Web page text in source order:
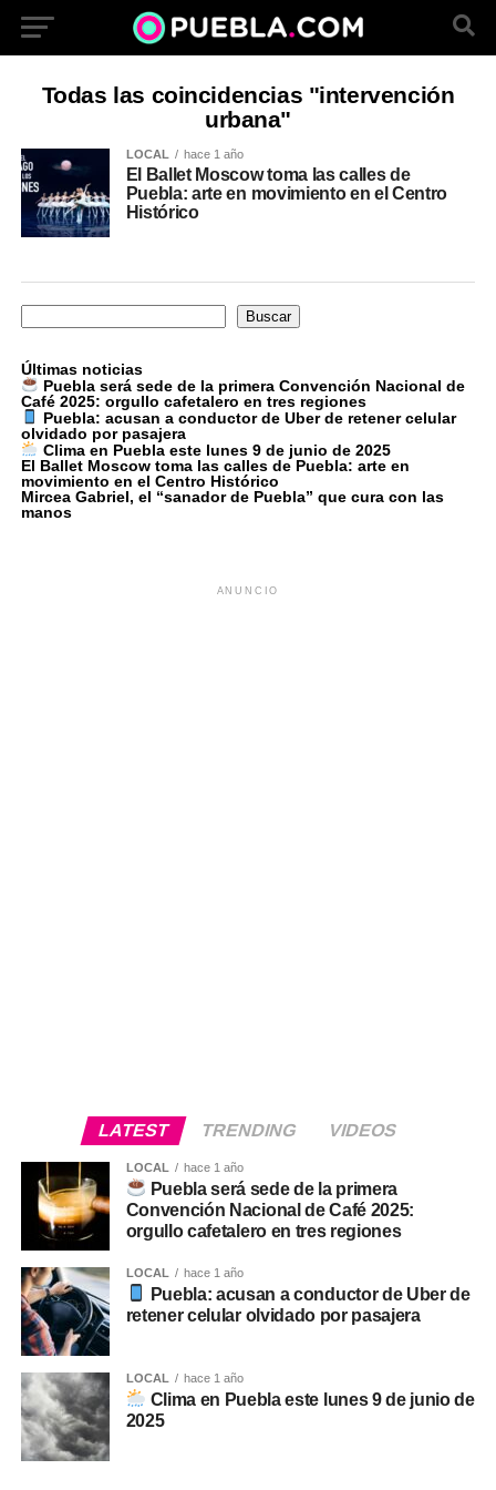
Todas las coincidencias "intervención
urbana"
LOCAL hace 1 año
El Ballet Moscow toma las calles de
Puebla: arte en movimiento en el Centro
Histórico
Buscar Buscar
Últimas noticias
Puebla será sede de la primera Convención Nacional de
Café 2025: orgullo cafetalero en tres regiones
Puebla: acusan a conductor de Uber de retener celular
olvidado por pasajera
Clima en Puebla este lunes 9 de junio de 2025
El Ballet Moscow toma las calles de Puebla: arte en
movimiento en el Centro Histórico
Mircea Gabriel, el “sanador de Puebla” que cura con las
manos
ANUNCIO
LATEST TRENDING VIDEOS
LOCAL hace 1 año
Puebla será sede de la primera
Convención Nacional de Café 2025:
orgullo cafetalero en tres regiones
LOCAL hace 1 año
Puebla: acusan a conductor de Uber de
retener celular olvidado por pasajera
LOCAL hace 1 año
Clima en Puebla este lunes 9 de junio de
2025